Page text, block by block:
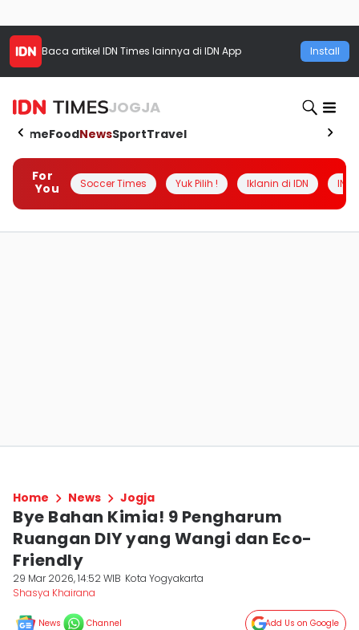
Baca artikel IDN Times lainnya di IDN App Install
JOGJA
HomeFoodNewsSportTravel
For
You
Soccer Times Yuk Pilih ! Iklanin di IDN
Home News Jogja
Bye Bahan Kimia! 9 Pengharum
Ruangan DIY yang Wangi dan Eco-
Friendly
29 Mar 2026, 14:52 WIB Kota Yogyakarta
Shasya Khairana
News Channel Add Us on Google